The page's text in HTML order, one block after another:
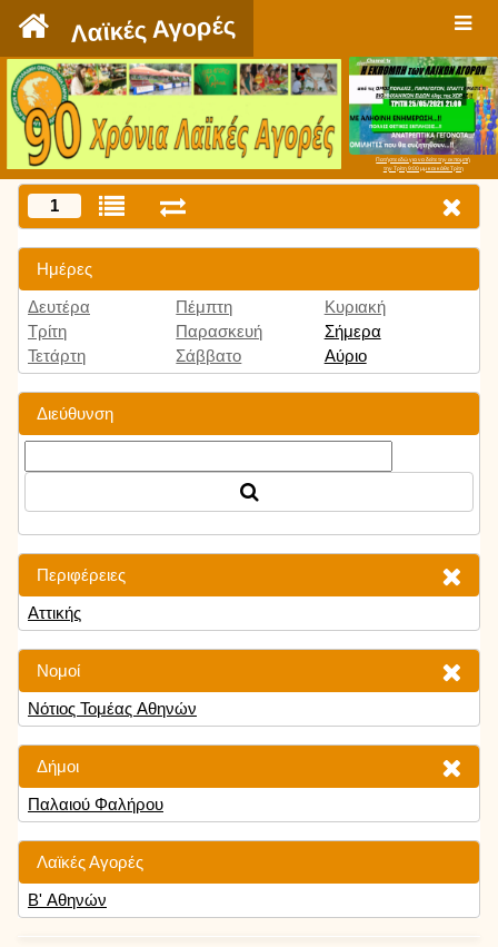
Λαϊκές Αγορές
Πατήστε εδώ για να δείτε την εκπομπή
την Τρίτη 9:00 μμ και κάθε Τρίτη
1
Ημέρες
Δευτέρα
Τρίτη
Τετάρτη
Πέμπτη
Παρασκευή
Σάββατο
Κυριακή
Σήμερα
Αύριο
Διεύθυνση
Περιφέρειες
Αττικής
Νομοί
Νότιος Τομέας Αθηνών
Δήμοι
Παλαιού Φαλήρου
Λαϊκές Αγορές
Β' Αθηνών